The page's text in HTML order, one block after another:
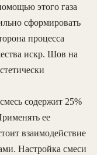
этого газа
сформировать
процесса
искр. Шов на
содержит 25%
ее
взаимодействие
Настройка смеси